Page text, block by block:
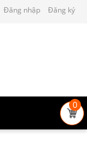
Đăng nhập Đăng ký
0